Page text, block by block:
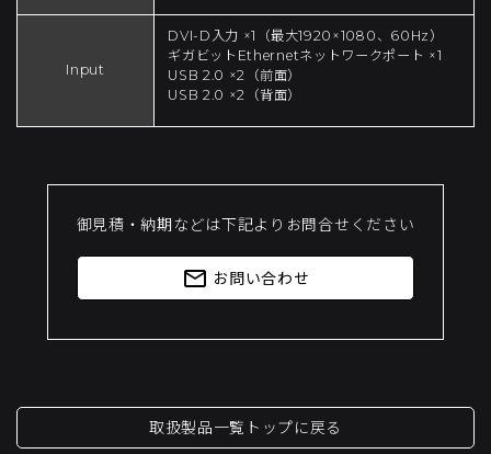
Input
DVI-D入力 ×1（最大1920×1080、60Hz）
ギガビットEthernetネットワークポート ×1
USB 2.0 ×2（前面）
USB 2.0 ×2（背面）
御見積・納期などは下記よりお問合せください
mail_outline お問い合わせ
取扱製品一覧トップに戻る